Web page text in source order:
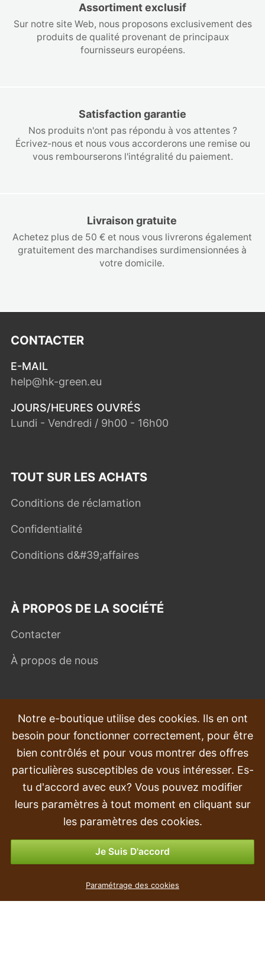
Assortiment exclusif
Sur notre site Web, nous proposons exclusivement des
produits de qualité provenant de principaux
fournisseurs européens.
Satisfaction garantie
Nos produits n'ont pas répondu à vos attentes ?
Écrivez-nous et nous vous accorderons une remise ou
vous rembourserons l'intégralité du paiement.
Livraison gratuite
Achetez plus de 50 € et nous vous livrerons également
gratuitement des marchandises surdimensionnées à
votre domicile.
CONTACTER
E-MAIL
help@hk-green.eu
JOURS/HEURES OUVRÉS
Lundi - Vendredi / 9h00 - 16h00
TOUT SUR LES ACHATS
Conditions de réclamation
Confidentialité
Conditions d&#39;affaires
À PROPOS DE LA SOCIÉTÉ
Contacter
À propos de nous
QUESTIONS FRÉQUEMMENT POSÉES
Plaintes
Transport et livraison
Commande
Retours et remboursements
Options de paiement
Notre e-boutique utilise des cookies. Ils en ont
besoin pour fonctionner correctement, pour être
bien contrôlés et pour vous montrer des offres
particulières susceptibles de vous intéresser. Es-
tu d'accord avec eux? Vous pouvez modifier
leurs paramètres à tout moment en cliquant sur
les paramètres des cookies.
Je Suis D'accord
Paramétrage des cookies